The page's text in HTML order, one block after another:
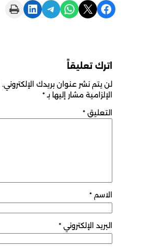
Share on Facebook
Share on X
Share on WhatsApp
Share on Telegram
Share on LinkedIn
Print this Page
اترك تعليقاً
لن يتم نشر عنوان بريدك الإلكتروني.
الإلزامية مشار إليها بـ*
التعليق *
الاسم *
البريد الإلكتروني *